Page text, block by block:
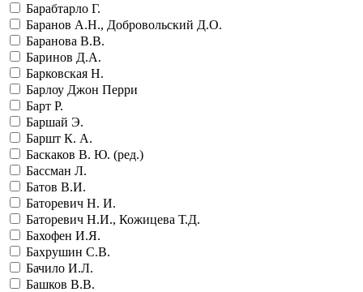
Барабтарло Г.
Баранов А.Н., Добровольский Д.О.
Баранова В.В.
Баринов Д.А.
Барковская Н.
Барлоу Джон Перри
Барт Р.
Баршай Э.
Баршт К. А.
Баскаков В. Ю. (ред.)
Бассман Л.
Батов В.И.
Баторевич Н. И.
Баторевич Н.И., Кожицева Т.Д.
Бахофен И.Я.
Бахрушин С.В.
Бачило И.Л.
Башков В.В.